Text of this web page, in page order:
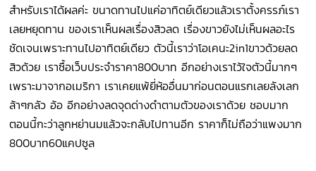
สำหรับเราได้ผลค่ะ ขนาดทานไปแค่อาทิตย์เดียวแล้วเราตั้งครรภ์เรา
เลยหยุดทาน ของเราเห็นผลเรื่องสิวลด เรื่องขาวยังไม่เห็นผลอะไร
ชัดเจนเพราะทานไปอาทิตย์เดียว ตัวนี้เราว่าโอเคนะ2in1ขาวด้วยลด
สิวด้วย เราซื้อเว็บประจำราคา800บาท อีกอย่างเราไว้ใจตัวนี้มากๆ
เพราะมาจากอเมริกา เราเคยแพ้ยี่ห้ออื่นมาก่อนตอนแรกเลยลังเลก
ล้าๆกลัว อ้อ อีกอย่างลดจุดด่างดำตามตัวของเราด้วย ชอบมาก
ตอนนี้กะว่าลูกหย่านมแล้วจะกลับไปทานอีก ราคาก็ไม่ถือว่าแพงมาก
800บาท60แคปซูล